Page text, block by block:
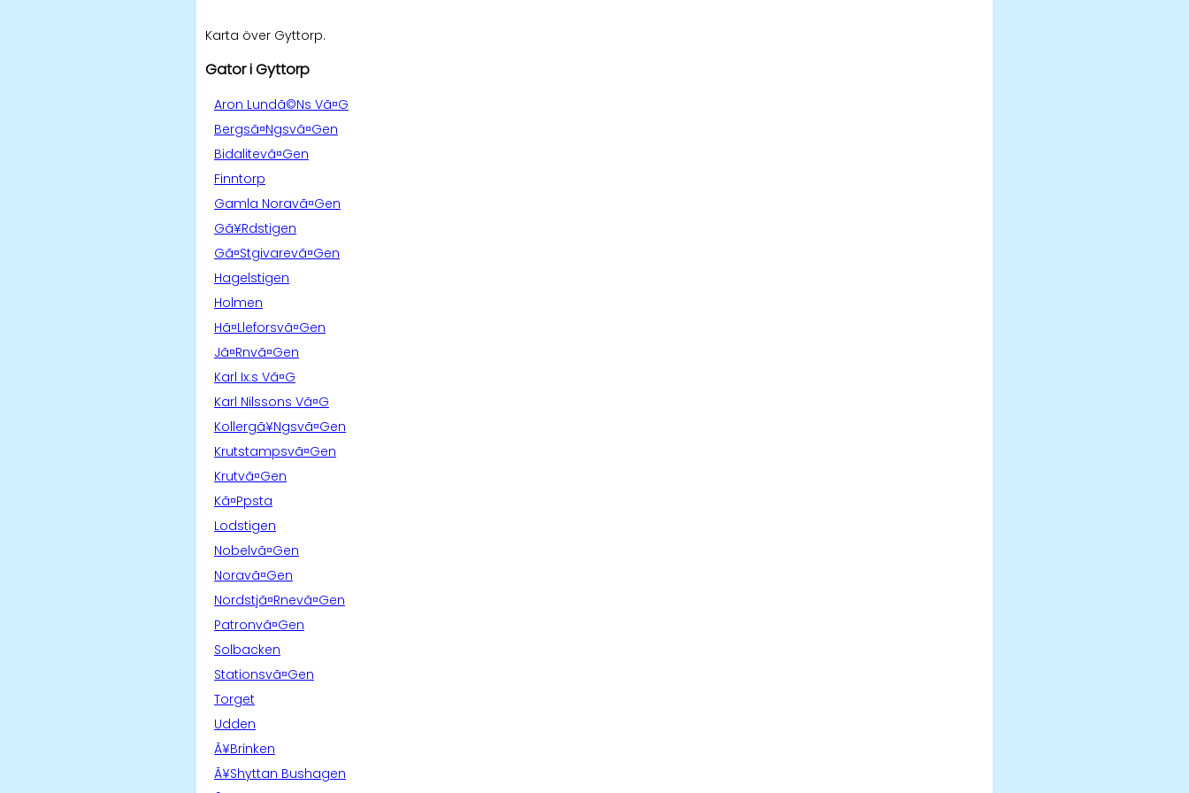
Karta över Gyttorp.
Gator i Gyttorp
Aron Lundã©Ns Vã¤G
Bergsã¤Ngsvã¤Gen
Bidalitevã¤Gen
Finntorp
Gamla Noravã¤Gen
Gã¥Rdstigen
Gã¤Stgivarevã¤Gen
Hagelstigen
Holmen
Hã¤Lleforsvã¤Gen
Jã¤Rnvã¤Gen
Karl Ix:s Vã¤G
Karl Nilssons Vã¤G
Kollergã¥Ngsvã¤Gen
Krutstampsvã¤Gen
Krutvã¤Gen
Kã¤Ppsta
Lodstigen
Nobelvã¤Gen
Noravã¤Gen
Nordstjã¤Rnevã¤Gen
Patronvã¤Gen
Solbacken
Stationsvã¤Gen
Torget
Udden
Ã¥Brinken
Ã¥Shyttan Bushagen